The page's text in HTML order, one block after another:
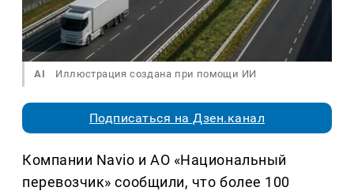
AI Иллюстрация создана при помощи ИИ
Подписаться на Дзен.канал
Компании Navio и АО «Национальный
перевозчик» сообщили, что более 100